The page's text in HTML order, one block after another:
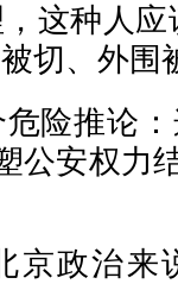
这种人应
切、外
险推论
公安权力
京政治来